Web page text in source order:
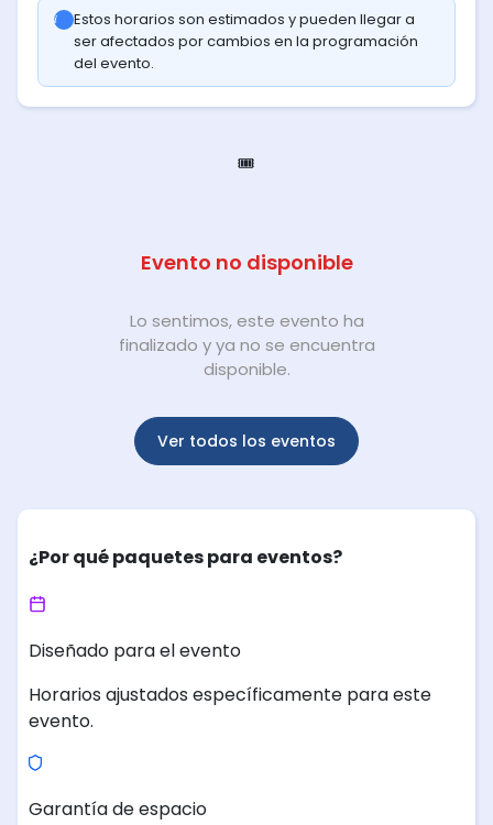
Estos horarios son estimados y pueden llegar a
ser afectados por cambios en la programación
del evento.
🎟️
Evento no disponible
Lo sentimos, este evento ha
finalizado y ya no se encuentra
disponible.
Ver todos los eventos
¿Por qué paquetes para eventos?
Diseñado para el evento
Horarios ajustados específicamente para este
evento.
Garantía de espacio